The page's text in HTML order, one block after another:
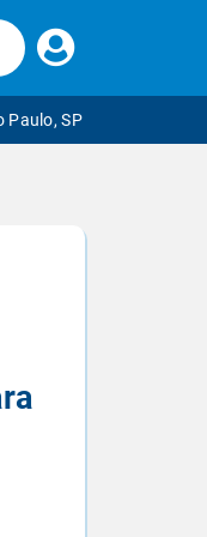
Faça
seu
Paulo, SP